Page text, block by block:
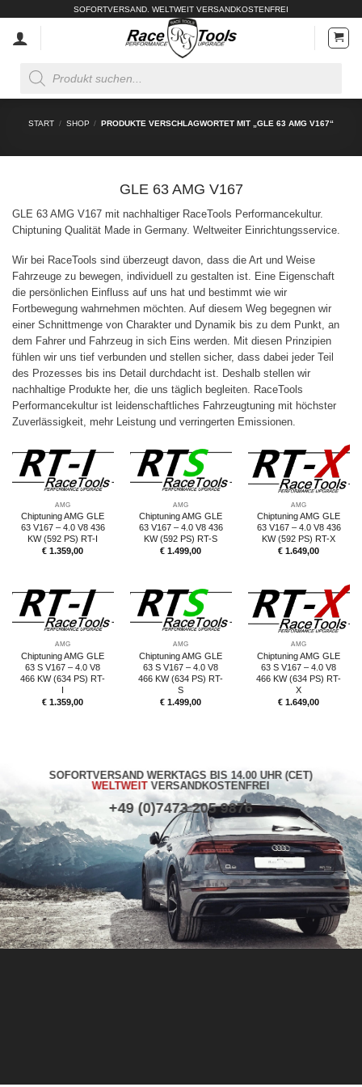
springen
SOFORTVERSAND. WELTWEIT VERSANDKOSTENFREI
search
START / SHOP / PRODUKTE VERSCHLAGWORTET MIT „GLE 63 AMG V167“
GLE 63 AMG V167
GLE 63 AMG V167 mit nachhaltiger RaceTools Performancekultur.
Chiptuning Qualität Made in Germany. Weltweiter Einrichtungsservice.
Wir bei RaceTools sind überzeugt davon, dass die Art und Weise
Fahrzeuge zu bewegen, individuell zu gestalten ist. Eine Eigenschaft
die persönlichen Einfluss auf uns hat und bestimmt wie wir
Fortbewegung wahrnehmen möchten. Auf diesem Weg begegnen wir
einer Schnittmenge von Charakter und Dynamik bis zu dem Punkt, an
dem Fahrer und Fahrzeug in sich Eins werden. Mit diesen Prinzipien
fühlen wir uns tief verbunden und stellen sicher, dass dabei jeder Teil
des Prozesses bis ins Detail durchdacht ist. Deshalb stellen wir
nachhaltige Produkte her, die uns täglich begleiten. RaceTools
Performancekultur ist leidenschaftliches Fahrzeugtuning mit höchster
Zuverlässigkeit, mehr Leistung und verringerten Emissionen.
AMG
Chiptuning AMG GLE
63 V167 – 4.0 V8 436
KW (592 PS) RT-I
€ 1.359,00
AMG
Chiptuning AMG GLE
63 V167 – 4.0 V8 436
KW (592 PS) RT-S
€ 1.499,00
AMG
Chiptuning AMG GLE
63 V167 – 4.0 V8 436
KW (592 PS) RT-X
€ 1.649,00
AMG
Chiptuning AMG GLE
63 S V167 – 4.0 V8
466 KW (634 PS) RT-
I
€ 1.359,00
AMG
Chiptuning AMG GLE
63 S V167 – 4.0 V8
466 KW (634 PS) RT-
S
€ 1.499,00
AMG
Chiptuning AMG GLE
63 S V167 – 4.0 V8
466 KW (634 PS) RT-
X
€ 1.649,00
SOFORTVERSAND WERKTAGS BIS 14.00 UHR (CET)
WELTWEITVERSANDKOSTENFREI
+49 (0)7473 205 9876